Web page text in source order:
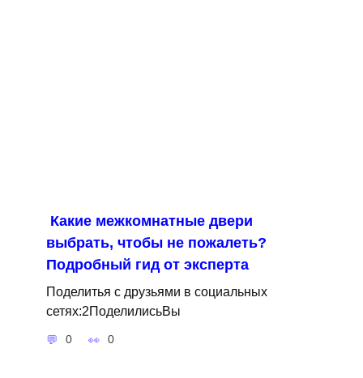
Какие межкомнатные двери
выбрать, чтобы не пожалеть?
Подробный гид от эксперта
Поделитья с друзьями в социальных
сетях:2ПоделилисьВы
0 0